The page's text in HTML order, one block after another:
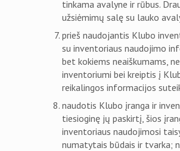
tinkama avalyne ir rūbus.
užsiėmimų salę su lauko
prieš naudojantis Klubo
su inventoriaus naudojimo
bet kokiems neaiškumams,
inventoriumi bei kreiptis į
reikalingos informacijos
naudotis Klubo įranga ir
tiesioginę jų paskirtį, šios
inventoriaus naudojimosi
numatytais būdais ir tvarka;